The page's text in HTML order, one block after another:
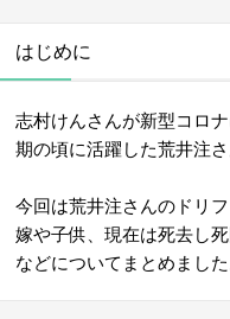
はじめに
志村けんさんが新型コロ
期の頃に活躍した荒井注
今回は荒井注さんの ドリ
嫁や子供、 現在は死去し
などについてまとめました